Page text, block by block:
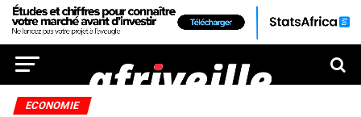
ECONOMIE